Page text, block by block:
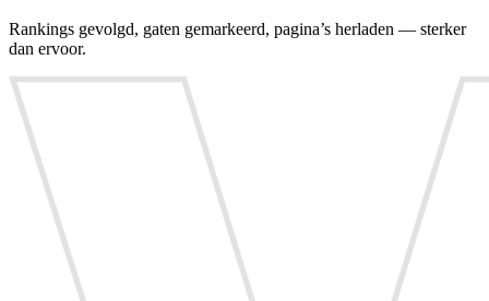
Rankings gevolgd, gaten gemarkeerd, pagina’s herladen — sterker
dan ervoor.